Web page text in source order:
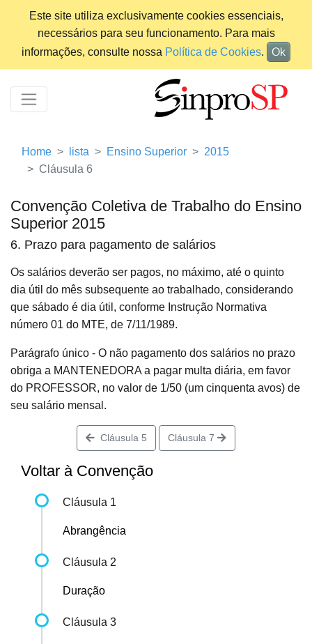
Este site utiliza exclusivamente cookies essenciais,
necessários para seu funcionamento. Para mais
informações, consulte nossa Política de Cookies. Ok
Home lista Ensino Superior
2015
Cláusula 6
Convenção Coletiva de Trabalho do Ensino
Superior 2015
6. Prazo para pagamento de salários
Os salários deverão ser pagos, no máximo, até o quinto
dia útil do mês subsequente ao trabalhado, considerando
que sábado é dia útil, conforme Instrução Normativa
número 01 do MTE, de 7/11/1989.
Parágrafo único - O não pagamento dos salários no prazo
obriga a MANTENEDORA a pagar multa diária, em favor
do PROFESSOR, no valor de 1/50 (um cinquenta avos) de
seu salário mensal.
Cláusula 5 Cláusula 7
Voltar à Convenção
Cláusula 1
Abrangência
Cláusula 2
Duração
Cláusula 3